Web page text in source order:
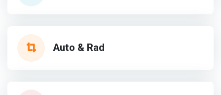
Auto & Rad